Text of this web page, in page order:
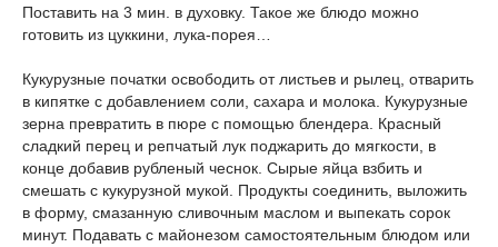
Поставить на 3 мин. в духовку. Такое же блюдо можно
готовить из цуккини, лука-порея…
Кукурузные початки освободить от листьев и рылец, отварить
в кипятке с добавлением соли, сахара и молока. Кукурузные
зерна превратить в пюре с помощью блендера. Красный
сладкий перец и репчатый лук поджарить до мягкости, в
конце добавив рубленый чеснок. Сырые яйца взбить и
смешать с кукурузной мукой. Продукты соединить, выложить
в форму, смазанную сливочным маслом и выпекать сорок
минут. Подавать с майонезом самостоятельным блюдом или